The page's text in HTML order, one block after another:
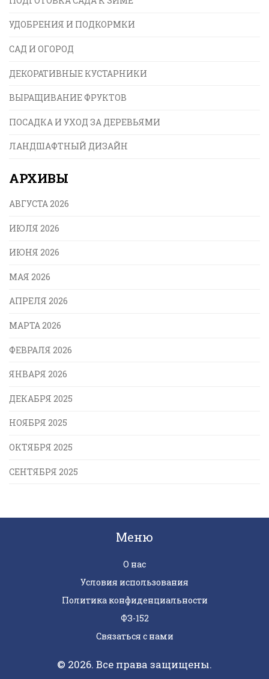
УДОБРЕНИЯ И ПОДКОРМКИ
САД И ОГОРОД
ДЕКОРАТИВНЫЕ КУСТАРНИКИ
ВЫРАЩИВАНИЕ ФРУКТОВ
ПОСАДКА И УХОД ЗА ДЕРЕВЬЯМИ
ЛАНДШАФТНЫЙ ДИЗАЙН
АРХИВЫ
АВГУСТА 2026
ИЮЛЯ 2026
ИЮНЯ 2026
МАЯ 2026
АПРЕЛЯ 2026
МАРТА 2026
ФЕВРАЛЯ 2026
ЯНВАРЯ 2026
ДЕКАБРЯ 2025
НОЯБРЯ 2025
ОКТЯБРЯ 2025
СЕНТЯБРЯ 2025
Меню
О нас
Условия использования
Политика конфиденциальности
ФЗ-152
Связаться с нами
© 2026. Все права защищены.